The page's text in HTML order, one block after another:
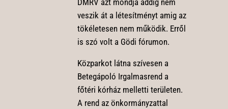
veszik át a létesítményt amig az
tökéletesen nem működik. Erről
is szó volt a Gödi fórumon.
Közparkot látna szívesen a
Betegápoló Irgalmasrend a
főtéri kórház melletti területen.
A rend az önkormányzattal